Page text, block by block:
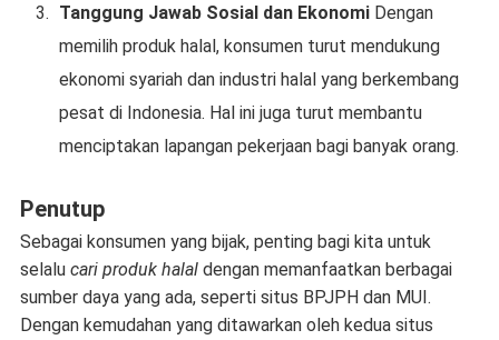
Tanggung Jawab Sosial dan EkonomiDengan
memilih produk halal, konsumen turut mendukung
ekonomi syariah dan industri halal yang berkembang
pesat di Indonesia. Hal ini juga turut membantu
menciptakan lapangan pekerjaan bagi banyak orang.
Penutup
Sebagai konsumen yang bijak, penting bagi kita untuk
selalu cari produk halaldengan memanfaatkan berbagai
sumber daya yang ada, seperti situs BPJPH dan MUI.
Dengan kemudahan yang ditawarkan oleh kedua situs